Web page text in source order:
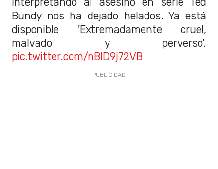
Bundy nos ha dejado helados. Ya está
disponible 'Extremadamente cruel,
malvado y perverso'.
pic.twitter.com/nBID9j72VB